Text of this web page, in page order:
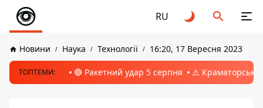
RU
Новини Наука Технології 16:20, 17 Вересня 2023
ТОПТЕМИ: 🔴 Ракетний удар 5 серпня ⚠️ Краматорськ,